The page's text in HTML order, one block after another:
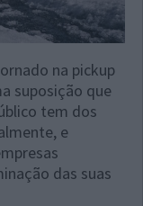
na pickup
suposição que
tem dos
e
das suas